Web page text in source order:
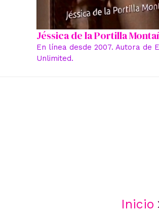
Jéssica de la Portilla
En línea desde 2007. Autora de
Unlimited.
Inicio